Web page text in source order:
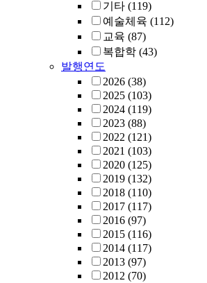
기타 (119)
예술체육 (112)
교육 (87)
복합학 (43)
발행연도
2026 (38)
2025 (103)
2024 (119)
2023 (88)
2022 (121)
2021 (103)
2020 (125)
2019 (132)
2018 (110)
2017 (117)
2016 (97)
2015 (116)
2014 (117)
2013 (97)
2012 (70)